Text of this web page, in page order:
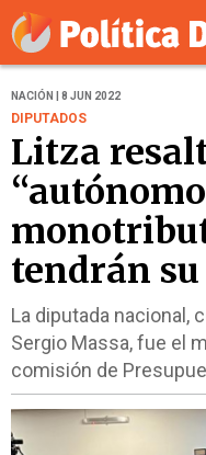
NACIÓN | 8 JUN 2022
DIPUTADOS
Litza
tendrán
La diputada nacional,
Sergio Massa, fue el
comisión de